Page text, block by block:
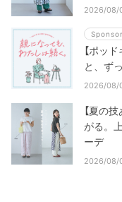
2026/08/
【ポッ
と、ず
2026/08/
【夏の
がる。
ーデ
2026/08/